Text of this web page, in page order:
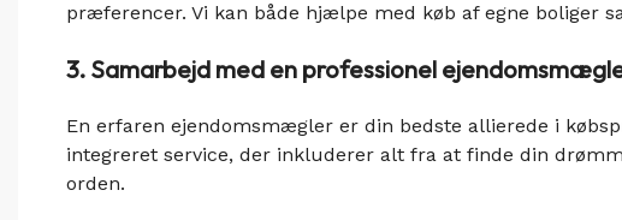
præferencer. Vi kan både hjælpe med køb af egne boliger
3. Samarbejd med en professionel
En erfaren ejendomsmægler er din bedste allierede i
integreret service, der inkluderer alt fra at finde din
orden.